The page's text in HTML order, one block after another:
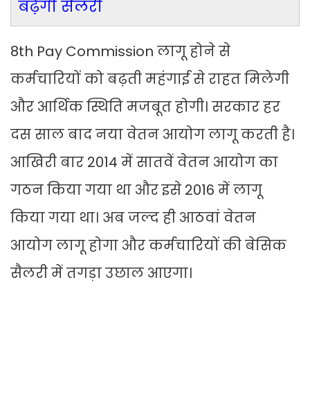
बढ़ेगी सैलरी
8th Pay Commission लागू होने से
कर्मचारियों को बढ़ती महंगाई से राहत मिलेगी
और आर्थिक स्थिति मजबूत होगी। सरकार हर
दस साल बाद नया वेतन आयोग लागू करती है।
आखिरी बार 2014 में सातवें वेतन आयोग का
गठन किया गया था और इसे 2016 में लागू
किया गया था। अब जल्द ही आठवां वेतन
आयोग लागू होगा और कर्मचारियों की बेसिक
सैलरी में तगड़ा उछाल आएगा।